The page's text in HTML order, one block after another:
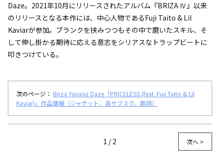
Daze。2021年10月にリリースされたアルバム『BRIZA Ⅳ』以来
のリリースとなる本作には、中心人物であるFuji Taito & Lil
Kaviarが参加。ブランクを挟みつつもその中で磨いたスキル、そ
して伸し掛かる期待に応える意志をシリアスなトラップビートに
叩きつけている。
次のページ： Briza Yavaisz Daze「PRICELESS (feat. Fuji Taito & Lil
Kaviar)」作品情報（ジャケット、各サブスク、歌詞）
1 / 2 次へ >